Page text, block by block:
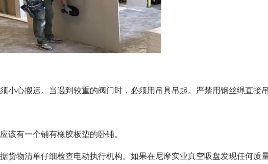
心搬运。当遇到较重的阀门时，必须用吊具吊起。严禁用钢丝绳直接吊
有一个铺有橡胶板垫的卧铺。
物清单仔细检查电动执行机构。如果在尼摩实业真空吸盘发现任何质